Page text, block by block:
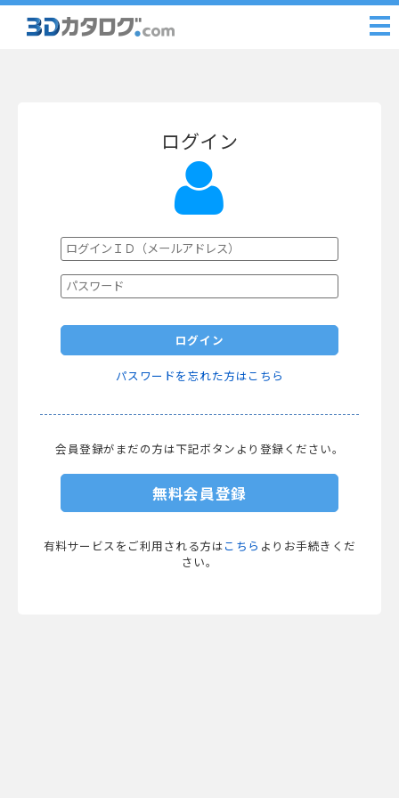
ログイン
ログイン
パスワードを忘れた方はこちら
会員登録がまだの方は下記ボタンより登録ください。
無料会員登録
有料サービスをご利用される方は こちら よりお手続きくだ
さい。